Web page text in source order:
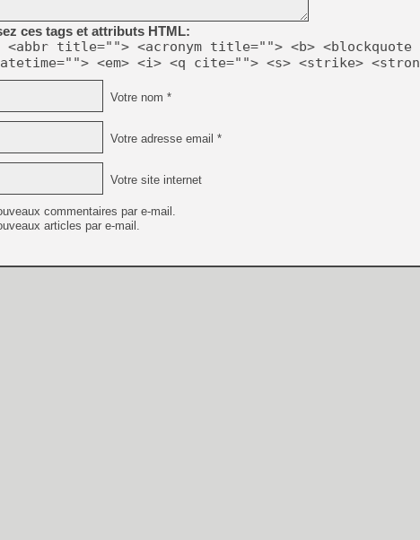
[GK] Résultats Nintendo :
[GK] Déjà des
[Mo5] Brickboy cherche à
[GK] Minecraft et ses «
[GK] Beast of
[GK] Ubisoft : fin de partie
[GK] Mémoire cash -
[GK] Dan Houser (GTA)
[GK] Comment EA Sports
[GK] Crimson Moon : un
[GK] Isle of Reveries : le
[GK] Moonlighter 2 : The
[GK] Capcom relance
[GK] Guillermo del Toro
ces tags et attributs HTML:
title=""> <acronym title=""> <b> <blockquote
<em> <i> <q cite=""> <s> <strike>
Votre nom *
Votre adresse email *
Votre site internet
commentaires par e-mail.
articles par e-mail.